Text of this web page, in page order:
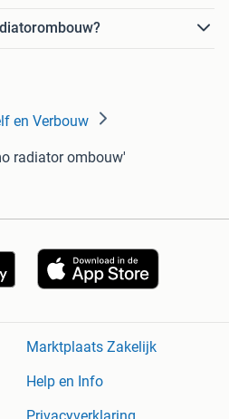
en Verbouw
radiator ombouw'
Marktplaats Zakelijk
Help en Info